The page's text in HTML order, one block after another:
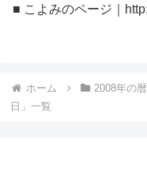
■ こよみのページ｜
ホーム 2008年の
日」一覧